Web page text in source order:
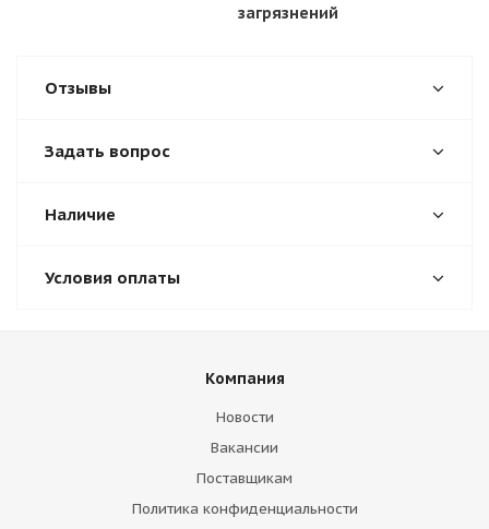
загрязнений
Отзывы
Задать вопрос
Наличие
Условия оплаты
Компания
Новости
Вакансии
Поставщикам
Политика конфиденциальности